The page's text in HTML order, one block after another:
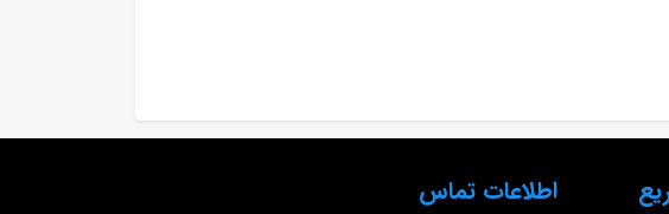
اطلاعات تماس